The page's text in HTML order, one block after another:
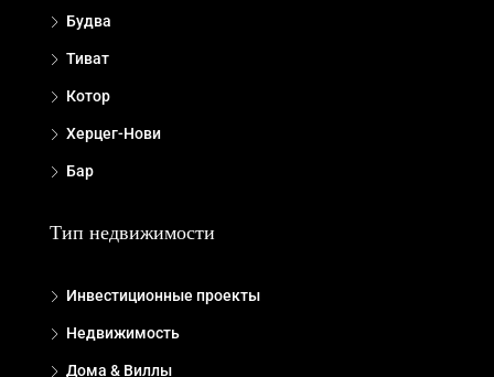
Будва
Тиват
Котор
Херцег-Нови
Бар
Тип недвижимости
Инвестиционные проекты
Недвижимость
Дома & Виллы